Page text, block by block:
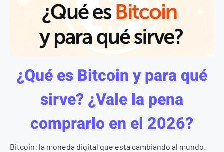
¿Qué es Bitcoin y para qué
sirve? ¿Vale la pena
comprarlo en el 2026?
Bitcoin: la moneda digital que esta cambiando al mundo.